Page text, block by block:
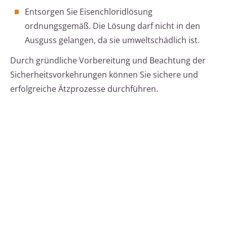
Entsorgen Sie Eisenchloridlösung
ordnungsgemäß. Die Lösung darf nicht in den
Ausguss gelangen, da sie umweltschädlich ist.
Durch gründliche Vorbereitung und Beachtung der
Sicherheitsvorkehrungen können Sie sichere und
erfolgreiche Ätzprozesse durchführen.